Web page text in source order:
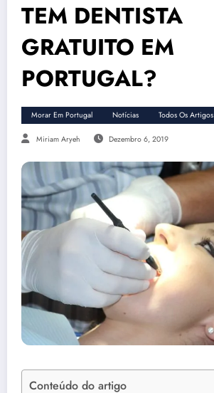
TEM DENTISTA
GRATUITO EM
PORTUGAL?
Morar Em Portugal Notícias Todos Os Artigos
Miriam Aryeh Dezembro 6, 2019
Conteúdo do artigo